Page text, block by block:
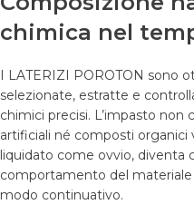
chimica nel
I LATERIZI POROTON sono
selezionate, estratte e
chimici precisi. L’impasto non
artificiali né composti organici
liquidato come ovvio, diventa
comportamento del
modo continuativo.